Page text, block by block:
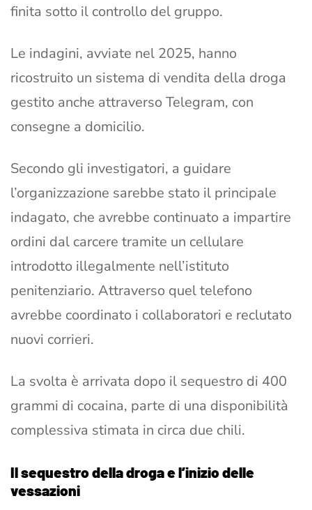
finita sotto il controllo del gruppo.
Le indagini, avviate nel 2025, hanno
ricostruito un sistema di vendita della droga
gestito anche attraverso Telegram, con
consegne a domicilio.
Secondo gli investigatori, a guidare
l’organizzazione sarebbe stato il principale
indagato, che avrebbe continuato a impartire
ordini dal carcere tramite un cellulare
introdotto illegalmente nell’istituto
penitenziario. Attraverso quel telefono
avrebbe coordinato i collaboratori e reclutato
nuovi corrieri.
La svolta è arrivata dopo il sequestro di 400
grammi di cocaina, parte di una disponibilità
complessiva stimata in circa due chili.
Il sequestro della droga e l’inizio delle
vessazioni